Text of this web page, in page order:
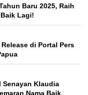
Baru 2025, Raih
Lagi!
di Portal Pers
Senayan Klaudia
Nama Baik